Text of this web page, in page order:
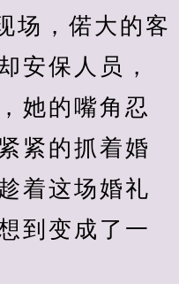
场，偌大的客
安保人员，
她的嘴角忍
紧的抓着婚
着这场婚礼
到变成了一